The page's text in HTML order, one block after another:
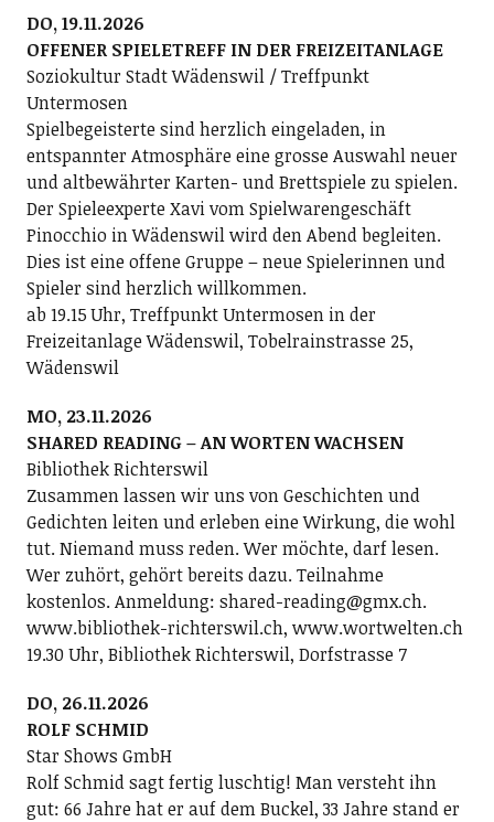
DO, 19.11.2026
OFFENER SPIELETREFF IN DER FREIZEITANLAGE
Soziokultur Stadt Wädenswil / Treffpunkt
Untermosen
Spielbegeisterte sind herzlich eingeladen, in
entspannter Atmosphäre eine grosse Auswahl neuer
und altbewährter Karten- und Brettspiele zu spielen.
Der Spieleexperte Xavi vom Spielwarengeschäft
Pinocchio in Wädenswil wird den Abend begleiten.
Dies ist eine offene Gruppe – neue Spielerinnen und
Spieler sind herzlich willkommen.
ab 19.15 Uhr, Treffpunkt Untermosen in der
Freizeitanlage Wädenswil, Tobelrainstrasse 25,
Wädenswil
MO, 23.11.2026
SHARED READING – AN WORTEN WACHSEN
Bibliothek Richterswil
Zusammen lassen wir uns von Geschichten und
Gedichten leiten und erleben eine Wirkung, die wohl
tut. Niemand muss reden. Wer möchte, darf lesen.
Wer zuhört, gehört bereits dazu. Teilnahme
kostenlos. Anmeldung: shared-reading@gmx.ch.
www.bibliothek-richterswil.ch, www.wortwelten.ch
19.30 Uhr, Bibliothek Richterswil, Dorfstrasse 7
DO, 26.11.2026
ROLF SCHMID
Star Shows GmbH
Rolf Schmid sagt fertig luschtig! Man versteht ihn
gut: 66 Jahre hat er auf dem Buckel, 33 Jahre stand er